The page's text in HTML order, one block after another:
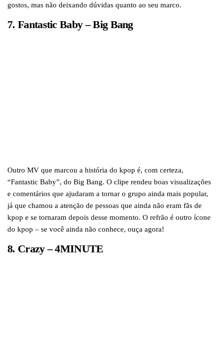
gostos, mas não deixando dúvidas quanto ao seu marco.
7. Fantastic Baby – Big Bang
Outro MV que marcou a história do kpop é, com certeza,
“Fantastic Baby”, do Big Bang. O clipe rendeu boas visualizações
e comentários que ajudaram a tornar o grupo ainda mais popular,
já que chamou a atenção de pessoas que ainda não eram fãs de
kpop e se tornaram depois desse momento. O refrão é outro ícone
do kpop – se você ainda não conhece, ouça agora!
8. Crazy – 4MINUTE